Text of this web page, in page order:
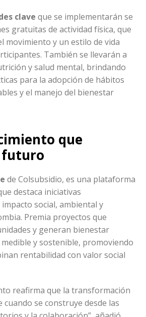
clave que se implementarán se
gratuitas de actividad física, que
movimiento y un estilo de vida
También se llevarán a
y salud mental, brindando
para la adopción de hábitos
y el manejo del bienestar
que
futuro
de Colsubsidio, es una plataforma
destaca iniciativas
social, ambiental y
Premia proyectos que
y generan bienestar
y sostenible, promoviendo
rentabilidad con valor social
reafirma que la transformación
cuando se construye desde las